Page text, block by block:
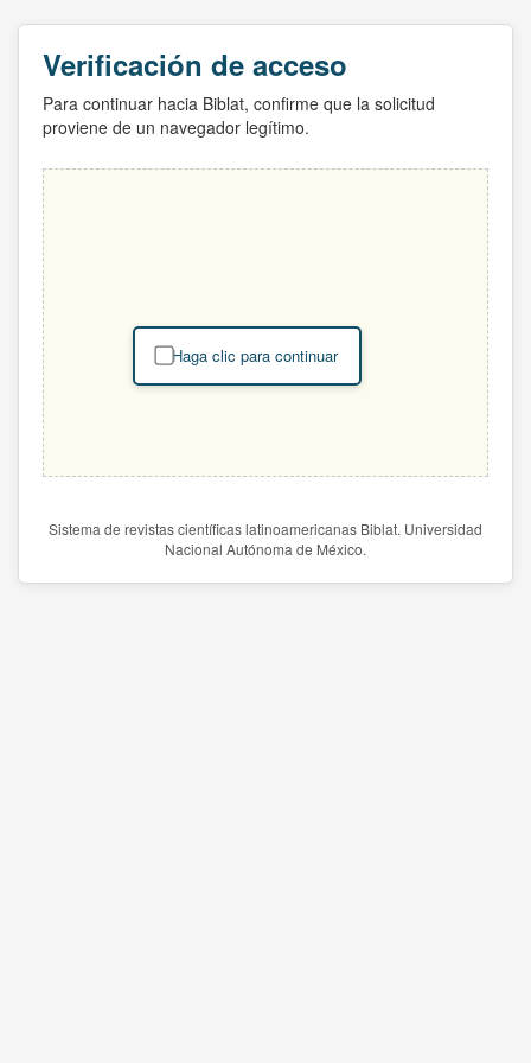
Verificación de acceso
Para continuar hacia Biblat, confirme que la solicitud
proviene de un navegador legítimo.
Haga clic para continuar
Sistema de revistas científicas latinoamericanas Biblat. Universidad
Nacional Autónoma de México.